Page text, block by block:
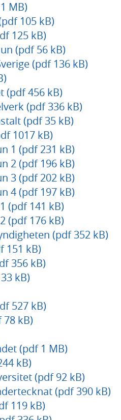
MB)
105 kB)
125 kB)
(pdf 56 kB)
(pdf 136 kB)
(pdf 456 kB)
(pdf 336 kB)
(pdf 35 kB)
1017 kB)
1 (pdf 231 kB)
2 (pdf 196 kB)
3 (pdf 202 kB)
4 (pdf 197 kB)
(pdf 141 kB)
(pdf 176 kB)
(pdf 352 kB)
151 kB)
356 kB)
kB)
527 kB)
kB)
(pdf 1 MB)
kB)
(pdf 92 kB)
(pdf 390 kB)
119 kB)